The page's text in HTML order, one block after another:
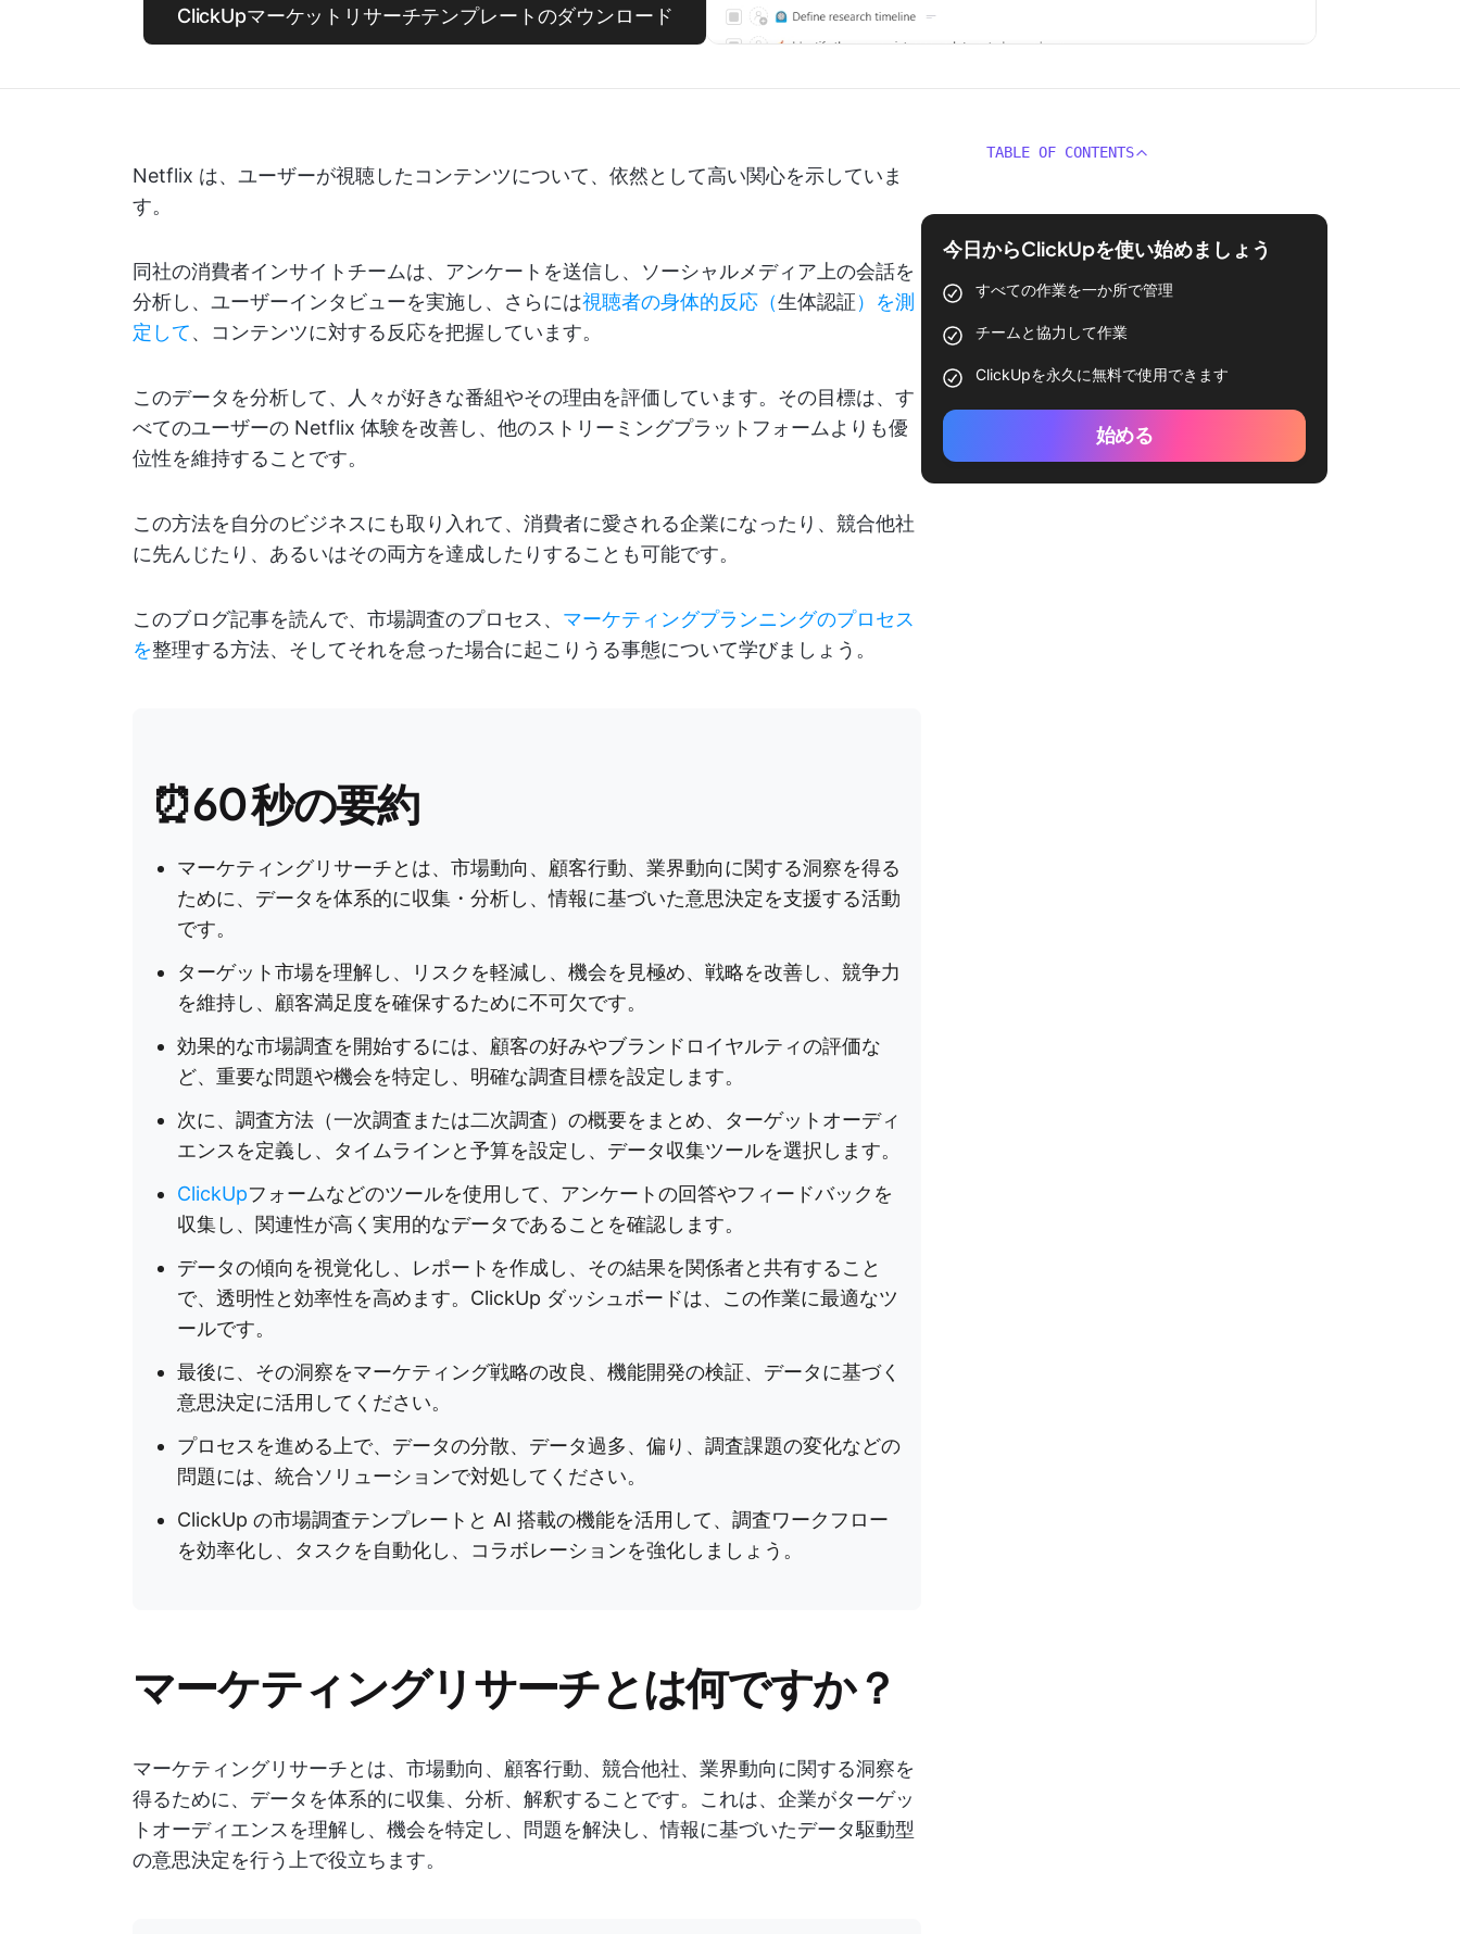
ClickUpマーケットリサーチテンプレートのダウンロード
Netflix は、ユーザーが視聴したコンテンツについて、依然として高い関心を示していま
す。
同社の消費者インサイトチームは、アンケートを送信し、ソーシャルメディア上の会話を
分析し、ユーザーインタビューを実施し、さらには視聴者の身体的反応（生体認証）を測
定して、コンテンツに対する反応を把握しています。
このデータを分析して、人々が好きな番組やその理由を評価しています。その目標は、す
べてのユーザーの Netflix 体験を改善し、他のストリーミングプラットフォームよりも優
位性を維持することです。
この方法を自分のビジネスにも取り入れて、消費者に愛される企業になったり、競合他社
に先んじたり、あるいはその両方を達成したりすることも可能です。
このブログ記事を読んで、市場調査のプロセス、 マーケティングプランニングのプロセス
を整理する方法、そしてそれを怠った場合に起こりうる事態について学びましょう。
⏰60 秒の要約
マーケティングリサーチとは、市場動向、顧客行動、業界動向に関する洞察を得る
ために、データを体系的に収集・分析し、情報に基づいた意思決定を支援する活動
です。
ターゲット市場を理解し、リスクを軽減し、機会を見極め、戦略を改善し、競争力
を維持し、顧客満足度を確保するために不可欠です。
効果的な市場調査を開始するには、顧客の好みやブランドロイヤルティの評価な
ど、重要な問題や機会を特定し、明確な調査目標を設定します。
次に、調査方法（一次調査または二次調査）の概要をまとめ、ターゲットオーディ
エンスを定義し、タイムラインと予算を設定し、データ収集ツールを選択します。
ClickUpフォームなどのツールを使用して、アンケートの回答やフィードバックを
収集し、関連性が高く実用的なデータであることを確認します。
データの傾向を視覚化し、レポートを作成し、その結果を関係者と共有すること
で、透明性と効率性を高めます。ClickUp ダッシュボードは、この作業に最適なツ
ールです。
最後に、その洞察をマーケティング戦略の改良、機能開発の検証、データに基づく
意思決定に活用してください。
プロセスを進める上で、データの分散、データ過多、偏り、調査課題の変化などの
問題には、統合ソリューションで対処してください。
ClickUp の市場調査テンプレートと AI 搭載の機能を活用して、調査ワークフロー
を効率化し、タスクを自動化し、コラボレーションを強化しましょう。
マーケティングリサーチとは何ですか？
マーケティングリサーチとは、市場動向、顧客行動、競合他社、業界動向に関する洞察を
得るために、データを体系的に収集、分析、解釈することです。これは、企業がターゲッ
トオーディエンスを理解し、機会を特定し、問題を解決し、情報に基づいたデータ駆動型
の意思決定を行う上で役立ちます。
TABLE OF CONTENTS
今日からClickUpを使い始めましょう
すべての作業を一か所で管理
チームと協力して作業
ClickUpを永久に無料で使用できます
始める